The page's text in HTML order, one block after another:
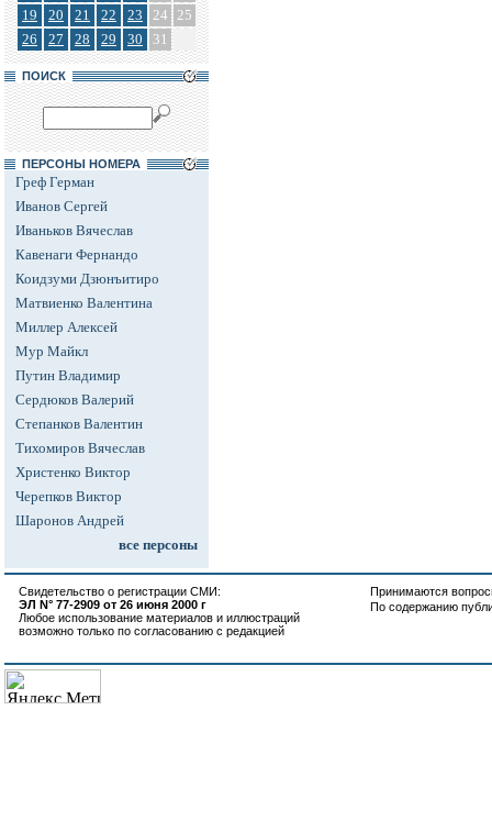
19
20 21 22 23 24 25
26
27 28 29 30 31
ПОИСК
ПЕРСОНЫ НОМЕРА
Греф Герман
Иванов Сергей
Иваньков Вячеслав
Кавенаги Фернандо
Коидзуми Дзюнъитиро
Матвиенко Валентина
Миллер Алексей
Мур Майкл
Путин Владимир
Сердюков Валерий
Степанков Валентин
Тихомиров Вячеслав
Христенко Виктор
Черепков Виктор
Шаронов Андрей
все персоны
Свидетельство о регистрации СМИ:
ЭЛ N° 77-2909 от 26 июня 2000 г
Любое использование материалов и иллюстраций
возможно только по согласованию с редакцией
Принимаются
По содержанию